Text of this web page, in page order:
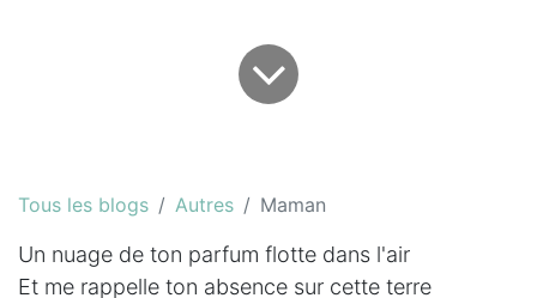
Tous les blogs Autres Maman
Un nuage de ton parfum flotte dans l'air
Et me rappelle ton absence sur cette terre